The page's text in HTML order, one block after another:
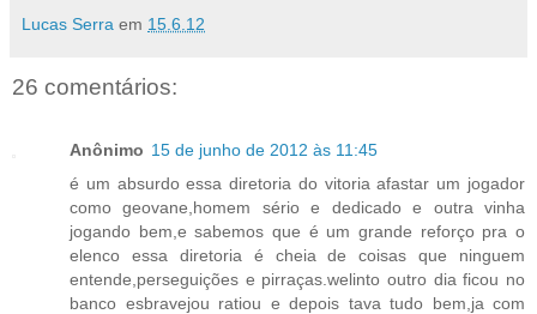
Lucas Serra em 15.6.12
26 comentários:
Anônimo 15 de junho de 2012 às 11:45
é um absurdo essa diretoria do vitoria afastar um jogador
como geovane,homem sério e dedicado e outra vinha
jogando bem,e sabemos que é um grande reforço pra o
elenco essa diretoria é cheia de coisas que ninguem
entende,perseguições e pirraças.welinto outro dia ficou no
banco esbravejou ratiou e depois tava tudo bem,ja com